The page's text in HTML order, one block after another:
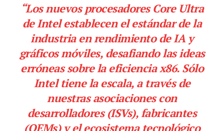
“Los nuevos procesadores Core Ultra
de Intel establecen el estándar de la
industria en rendimiento de IA y
gráficos móviles, desafiando las ideas
erróneas sobre la eficiencia x86. Sólo
Intel tiene la escala, a través de
nuestras asociaciones con
desarrolladores (ISVs), fabricantes
(OEMs) y el ecosistema tecnológico